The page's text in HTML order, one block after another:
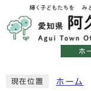
ホ
現在位置 ホーム